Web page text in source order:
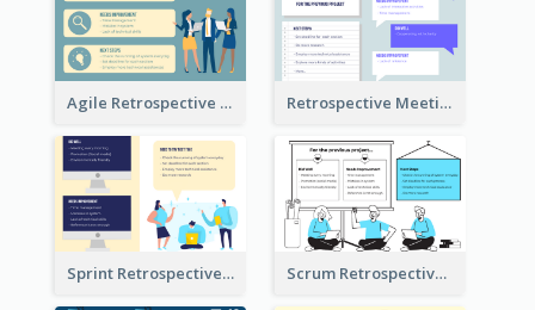
Agile Retrospective Template Retrospective Meeting Questions
Sprint Retrospective Illustration Scrum Retrospective Meeting Illustration